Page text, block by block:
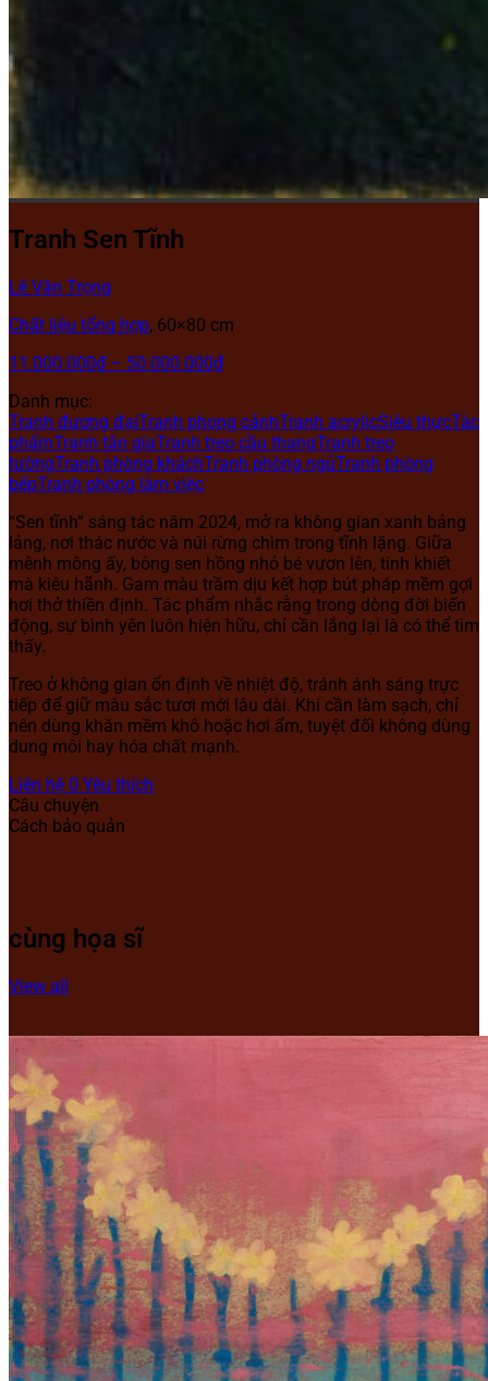
Tranh Sen Tĩnh
Lê Văn Trọng
Chất liệu tổng hợp, 60×80 cm
11.000.000₫ – 50.000.000₫
Danh mục:
Tranh đương đạiTranh phong cảnhTranh acrylicSiêu thựcTác
phẩmTranh tân giaTranh treo cầu thangTranh treo
tườngTranh phòng kháchTranh phòng ngủTranh phòng
bếpTranh phòng làm việc
“Sen tĩnh” sáng tác năm 2024, mở ra không gian xanh bảng
lảng, nơi thác nước và núi rừng chìm trong tĩnh lặng. Giữa
mênh mông ấy, bông sen hồng nhỏ bé vươn lên, tinh khiết
mà kiêu hãnh. Gam màu trầm dịu kết hợp bút pháp mềm gợi
hơi thở thiền định. Tác phẩm nhắc rằng trong dòng đời biến
động, sự bình yên luôn hiện hữu, chỉ cần lắng lại là có thể tìm
thấy.
Treo ở không gian ổn định về nhiệt độ, tránh ánh sáng trực
tiếp để giữ màu sắc tươi mới lâu dài. Khi cần làm sạch, chỉ
nên dùng khăn mềm khô hoặc hơi ẩm, tuyệt đối không dùng
dung môi hay hóa chất mạnh.
Liên hệ 0 Yêu thích
Câu chuyện
Cách bảo quản
cùng họa sĩ
View all